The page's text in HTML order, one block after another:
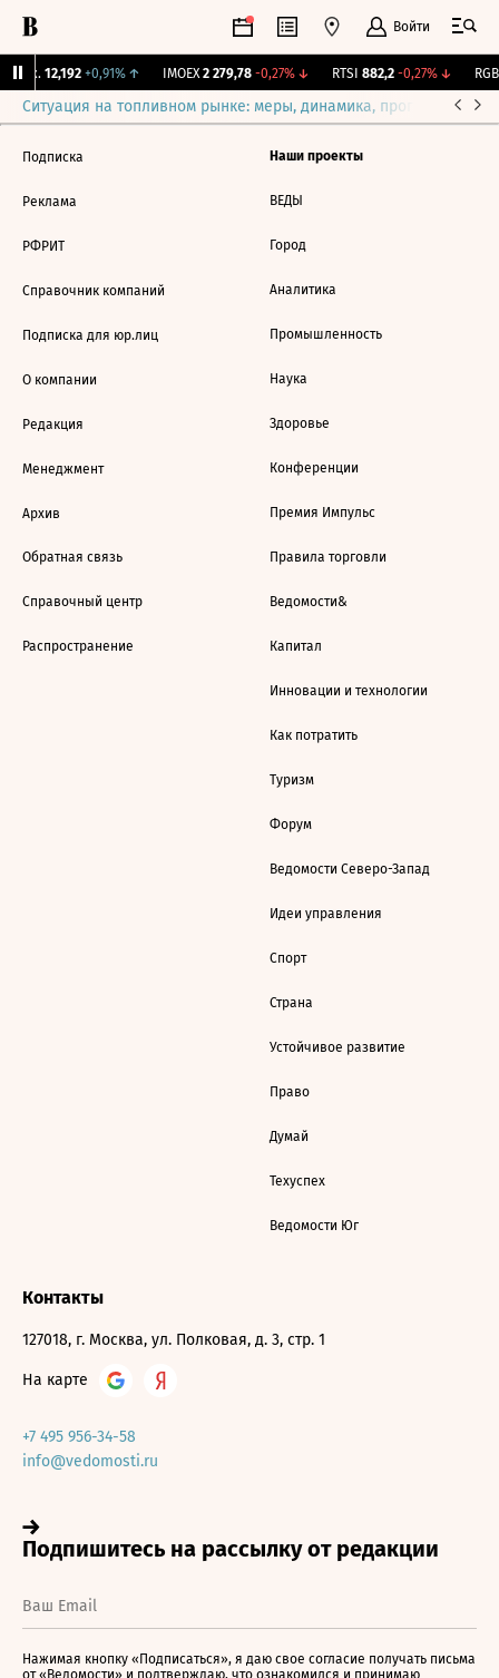
Войти
12,192 +0,91%↑ IMOEX 2 279,78 -0,27%↓ RTSI 882,2 -0,27%↓ RGBI
Ситуация на топливном рынке: меры, динамика, прогнозы
Подписка
Реклама
РФРИТ
Справочник компаний
Подписка для юр.лиц
О компании
Редакция
Менеджмент
Архив
Обратная связь
Справочный центр
Распространение
Наши проекты
ВЕДЫ
Город
Аналитика
Промышленность
Наука
Здоровье
Конференции
Премия Импульс
Правила торговли
Ведомости&
Капитал
Инновации и технологии
Как потратить
Туризм
Форум
Ведомости Северо-Запад
Идеи управления
Спорт
Страна
Устойчивое развитие
Право
Думай
Техуспех
Ведомости Юг
Контакты
127018, г. Москва, ул. Полковая, д. 3, стр. 1
На карте
+7 495 956-34-58
info@vedomosti.ru
Нажимая кнопку «Подписаться», я даю свое согласие получать письма
от «Ведомости» и подтверждаю, что ознакомился и принимаю